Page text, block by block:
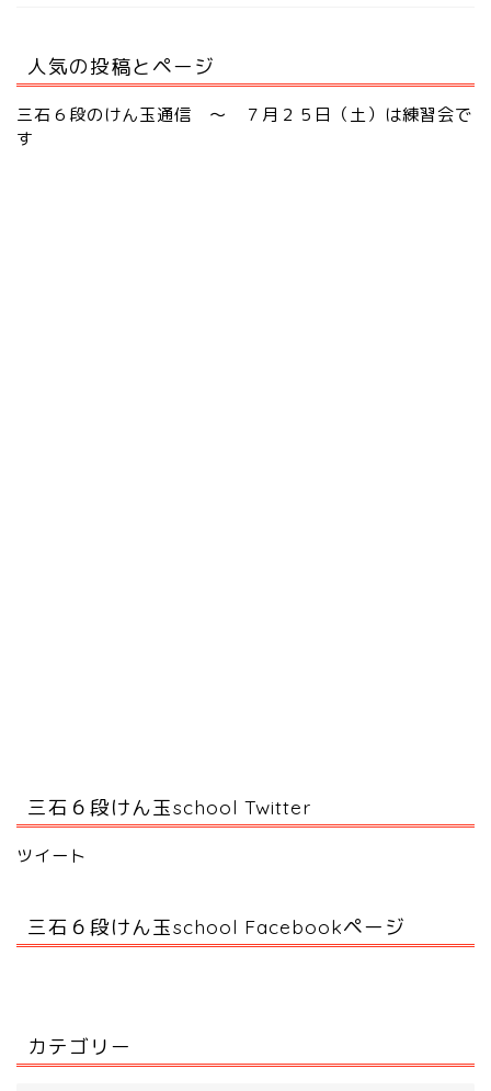
人気の投稿とページ
三石６段のけん玉通信 ～ ７月２５日（土）は練習会で
す
三石６段けん玉school Twitter
ツイート
三石６段けん玉school Facebookページ
カテゴリー